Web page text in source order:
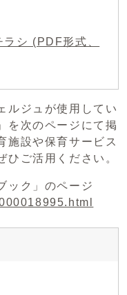
シ (PDF形式、
ルジュが使用してい
を次のページにて掲
施設や保育サービス
ひご活用ください。
ック」のページ